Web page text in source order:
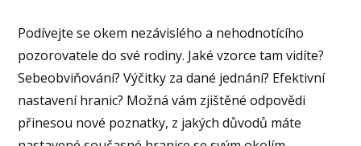
Podívejte se okem nezávislého a nehodnotícího
pozorovatele do své rodiny. Jaké vzorce tam vidíte?
Sebeobviňování? Výčitky za dané jednání? Efektivní
nastavení hranic? Možná vám zjištěné odpovědi
přinesou nové poznatky, z jakých důvodů máte